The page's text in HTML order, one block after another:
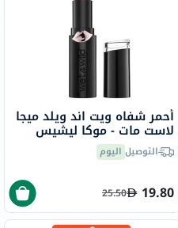
أحمر شفاه ويت اند ويلد ميجا
لاست مات - موكا ليشيس
التوصيل اليوم
19.80
25.50